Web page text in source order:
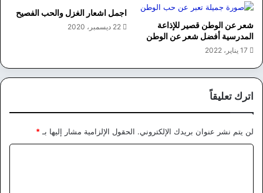
شعر عن الوطن قصير للإذاعة
المدرسية أفضل شعر عن الوطن
17 يناير، 2022
اجمل اشعار الغزل والحب الفصيح
22 ديسمبر، 2020
اترك تعليقاً
لن يتم نشر عنوان بريدك الإلكتروني. الحقول الإلزامية مشار إليها بـ *